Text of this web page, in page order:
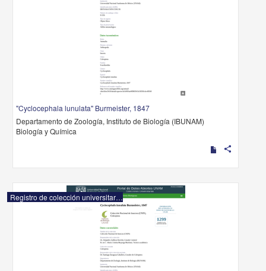
"Cyclocephala lunulata" Burmeister, 1847
Departamento de Zoología, Instituto de Biología (IBUNAM)
Biología y Química
share
Registro de colección universitaria